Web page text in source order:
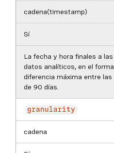
cadena(timestamp)
Sí
La fecha y hora finales a
datos analíticos, en el
diferencia máxima entre
de 90 días.
granularity
cadena